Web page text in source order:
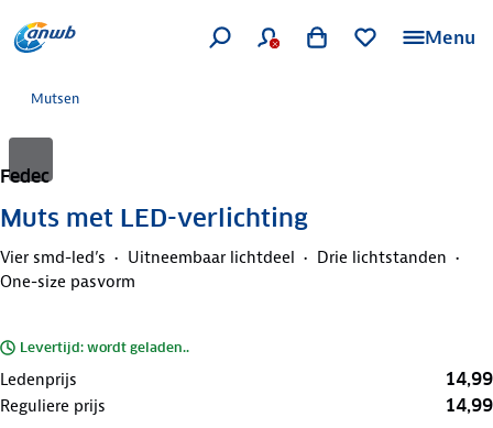
Menu
Mutsen
Fedec
Muts met LED-verlichting
Vier smd-led’s Uitneembaar lichtdeel
Drie lichtstanden
One-size pasvorm
Levertijd: wordt geladen..
Ledenprijs 14,99
Reguliere prijs 14,99